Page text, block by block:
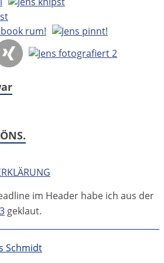
im Header habe ich aus der
geklaut.
Schmidt